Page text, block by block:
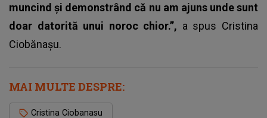
muncind și demonstrând că nu am ajuns unde sunt
doar datorită unui noroc chior.”, a spus Cristina
Ciobănașu.
MAI MULTE DESPRE:
Cristina Ciobanasu